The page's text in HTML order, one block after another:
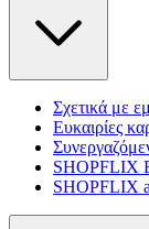
Σχετικά με
Ευκαιρίες
SHOPFLIX
SHOPFLIX